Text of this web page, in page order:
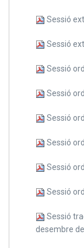
Sessió
Sessió
Sessió
Sessió
Sessió
Sessió
Sessió
Sessió
Sessió
desembre